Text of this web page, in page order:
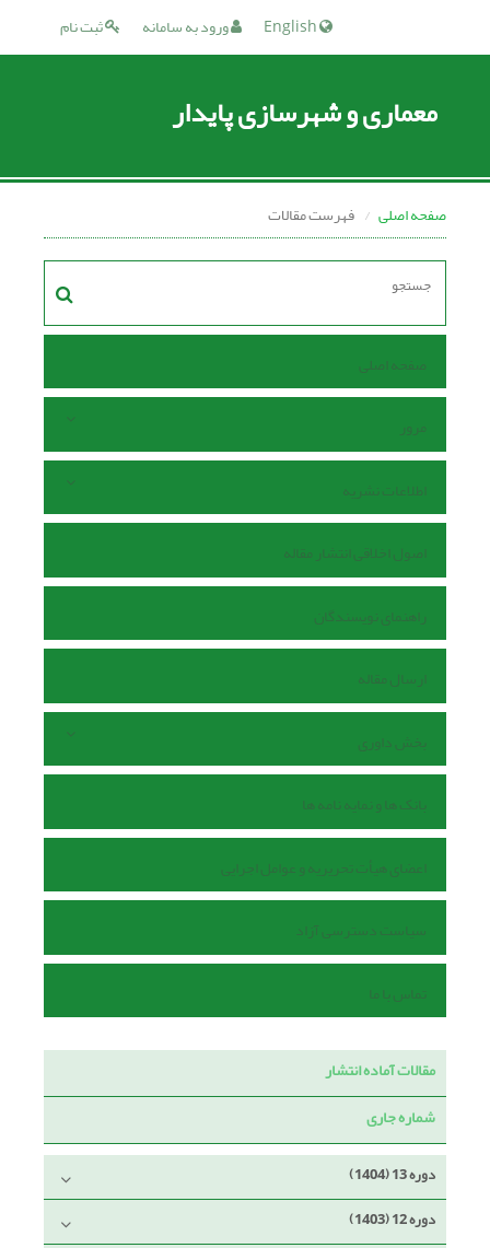
ثبت نام ورود به سامانه
معماری و شهرسازی پایدار
صفحه اصلی فهرست مقالات
صفحه اصلی
مرور
اطلاعات نشریه
اصول اخلاقی انتشار مقاله
راهنمای نویسندگان
ارسال مقاله
بخش داوری
بانک ها و نمایه نامه ها
اعضای هیأت تحریریه و عوامل اجرایی
سیاست دسترسی آزاد
تماس با ما
مقالات آماده انتشار
شماره جاری
دوره 13 (1404)
دوره 12 (1403)